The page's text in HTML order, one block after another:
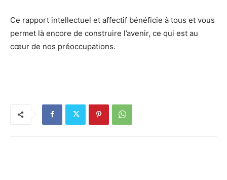
Ce rapport intellectuel et affectif bénéficie à tous et vous
permet là encore de construire l’avenir, ce qui est au
cœur de nos préoccupations.